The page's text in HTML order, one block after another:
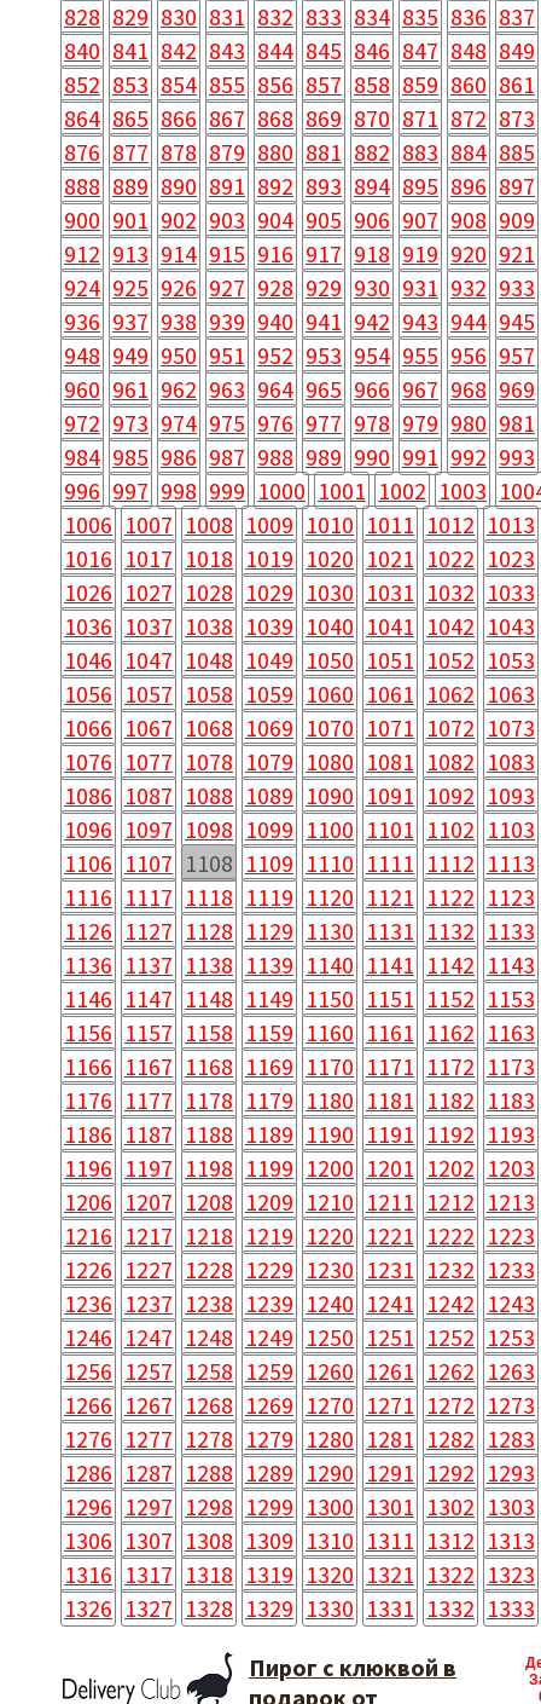
828 829 830 831 832 833 834 835 836 837
840 841 842 843 844 845 846 847 848 849
852 853 854 855 856 857 858 859 860 861
864 865 866 867 868 869 870 871 872 873
876 877 878 879 880 881 882 883 884 885
888 889 890 891 892 893 894 895 896 897
900 901 902 903 904 905 906 907 908 909
912 913 914 915 916 917 918 919 920 921
924 925 926 927 928 929 930 931 932 933
936 937 938 939 940 941 942 943 944 945
948 949 950 951 952 953 954 955 956 957
960 961 962 963 964 965 966 967 968 969
972 973 974 975 976 977 978 979 980 981
984 985 986 987 988 989 990 991 992 993
996 997 998 999 1000 1001 1002 1003
1006 1007 1008 1009 1010 1011 1012 1013
1016 1017 1018 1019 1020 1021 1022 1023
1026 1027 1028 1029 1030 1031 1032 1033
1036 1037 1038 1039 1040 1041 1042 1043
1046 1047 1048 1049 1050 1051 1052 1053
1056 1057 1058 1059 1060 1061 1062 1063
1066 1067 1068 1069 1070 1071 1072 1073
1076 1077 1078 1079 1080 1081 1082 1083
1086 1087 1088 1089 1090 1091 1092 1093
1096 1097 1098 1099 1100 1101 1102 1103
1106 1107 1108 1109 1110 1111 1112 1113
1116 1117 1118 1119 1120 1121 1122 1123
1126 1127 1128 1129 1130 1131 1132 1133
1136 1137 1138 1139 1140 1141 1142 1143
1146 1147 1148 1149 1150 1151 1152 1153
1156 1157 1158 1159 1160 1161 1162 1163
1166 1167 1168 1169 1170 1171 1172 1173
1176 1177 1178 1179 1180 1181 1182 1183
1186 1187 1188 1189 1190 1191 1192 1193
1196 1197 1198 1199 1200 1201 1202 1203
1206 1207 1208 1209 1210 1211 1212 1213
1216 1217 1218 1219 1220 1221 1222 1223
1226 1227 1228 1229 1230 1231 1232 1233
1236 1237 1238 1239 1240 1241 1242 1243
1246 1247 1248 1249 1250 1251 1252 1253
1256 1257 1258 1259 1260 1261 1262 1263
1266 1267 1268 1269 1270 1271 1272 1273
1276 1277 1278 1279 1280 1281 1282 1283
1286 1287 1288 1289 1290 1291 1292 1293
1296 1297 1298 1299 1300 1301 1302 1303
1306 1307 1308 1309 1310 1311 1312 1313
1316 1317 1318 1319 1320 1321 1322 1323
1326 1327 1328 1329 1330 1331 1332 1333
Пирог с клюквой в
подарок от